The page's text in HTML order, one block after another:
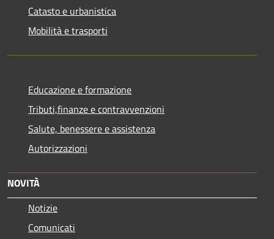
Catasto e urbanistica
Mobilità e trasporti
Educazione e formazione
Tributi,finanze e contravvenzioni
Salute, benessere e assistenza
Autorizzazioni
NOVITÀ
Notizie
Comunicati